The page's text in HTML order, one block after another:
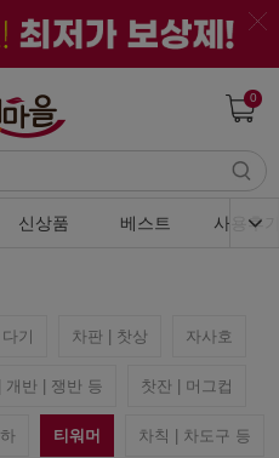
0
신상품 베스트 사용후
기 차판 | 찻상 자사호
개반 | 쟁반 등 찻잔 | 머그컵
티워머 차칙 | 차도구 등